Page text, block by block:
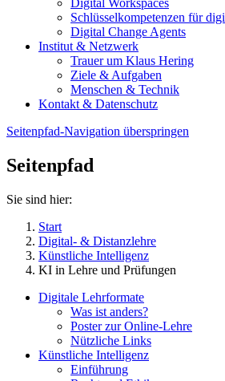
Digital Workspaces
Schlüsselkompetenzen für
Digital Change Agents
Institut & Netzwerk
Trauer um Klaus Hering
Ziele & Aufgaben
Menschen & Technik
Kontakt & Datenschutz
Seitenpfad-Navigation überspringen
Seitenpfad
Sie sind hier:
Start
Digital- & Distanzlehre
Künstliche Intelligenz
KI in Lehre und Prüfungen
Digitale Lehrformate
Was ist anders?
Poster zur Online-Lehre
Nützliche Links
Künstliche Intelligenz
Einführung